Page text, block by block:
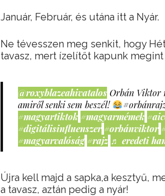
Január, Február, és utána itt a Nyár.
Ne tévesszen meg senkit, hogy
tavasz, mert ízelítőt kapunk
@roxyblazeahivatalos Orbán Viktor
amiről senki sem beszél!
#magyartiktok #magyarmémek
#digitálisinfluenszer #orbánviktor
#magyarvalóság #rajz ♬ eredeti
Újra kell majd a sapka,a kesztyű,
a tavasz, aztán pedig a nyár!